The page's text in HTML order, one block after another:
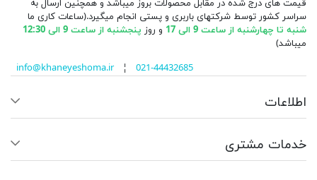
قیمت های درج شده در مقابل محصولات بروز میباشد و همچنین ارسال به
سراسر کشور توسط شرکتهای باربری و پستی انجام میگیرد.(ساعات کاری ما
شنبه تا چهارشنبه از ساعت 9 الی 17
و روز پنجشنبه از ساعت 9 الی 12:30
میباشد)
info@khaneyeshoma.ir¦ 021-44432685
اطلاعات
خدمات مشتری